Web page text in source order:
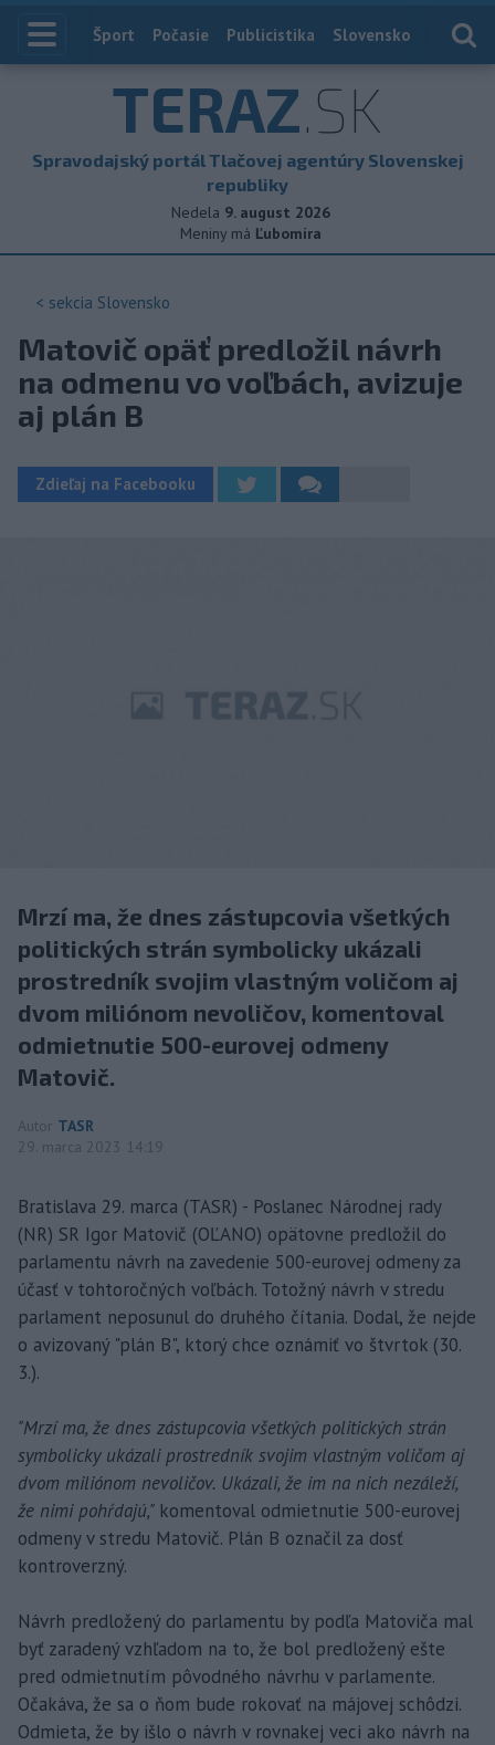
Index
Šport Počasie Publicistika Slovensko
TERAZ.SK
Spravodajský portál Tlačovej agentúry Slovenskej
republiky
Nedela 9. august 2026
Meniny má Ľubomíra
< sekcia Slovensko
Matovič opäť predložil návrh
na odmenu vo voľbách, avizuje
aj plán B
Zdieľaj na Facebooku
Mrzí ma, že dnes zástupcovia všetkých
politických strán symbolicky ukázali
prostredník svojim vlastným voličom aj
dvom miliónom nevoličov, komentoval
odmietnutie 500-eurovej odmeny
Matovič.
Autor TASR
29. marca 2023 14:19
Bratislava 29. marca (TASR) - Poslanec Národnej rady
(NR) SR Igor Matovič (OĽANO) opätovne predložil do
parlamentu návrh na zavedenie 500-eurovej odmeny za
účasť v tohtoročných voľbách. Totožný návrh v stredu
parlament neposunul do druhého čítania. Dodal, že nejde
o avizovaný "plán B", ktorý chce oznámiť vo štvrtok (30.
3.).
"Mrzí ma, že dnes zástupcovia všetkých politických strán
symbolicky ukázali prostredník svojim vlastným voličom aj
dvom miliónom nevoličov. Ukázali, že im na nich nezáleží,
že nimi pohŕdajú," komentoval odmietnutie 500-eurovej
odmeny v stredu Matovič. Plán B označil za dosť
kontroverzný.
Návrh predložený do parlamentu by podľa Matoviča mal
byť zaradený vzhľadom na to, že bol predložený ešte
pred odmietnutím pôvodného návrhu v parlamente.
Očakáva, že sa o ňom bude rokovať na májovej schôdzi.
Odmieta, že by išlo o návrh v rovnakej veci ako návrh na